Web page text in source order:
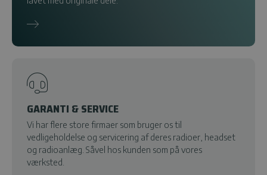
GARANTI & SERVICE
Vi har flere store firmaer som bruger os til
vedligeholdelse og servicering af deres radioer, headset
og radioanlæg. Såvel hos kunden som på vores
værksted.